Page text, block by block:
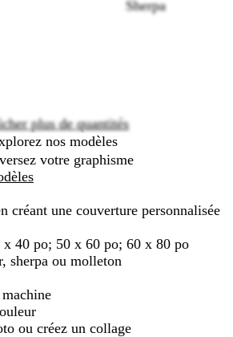
Sherpa
plus de quantités
nos modèles
votre graphisme
créant une couverture personnalisée
40 po; 50 x 60 po; 60 x 80 po
sherpa ou molleton
ou créez un collage